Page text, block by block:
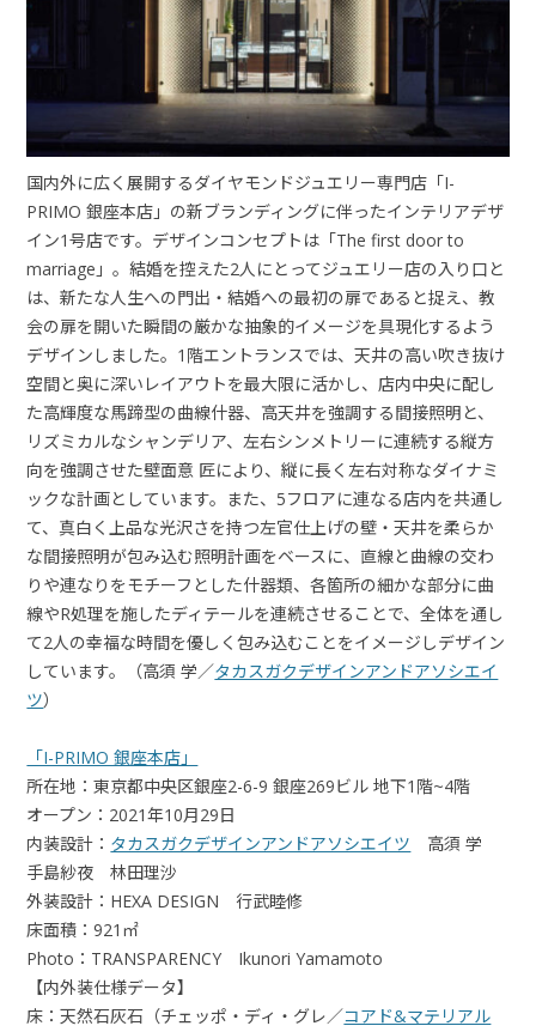
国内外に広く展開するダイヤモンドジュエリー専門店「I-
PRIMO 銀座本店」の新ブランディングに伴ったインテリアデザ
イン1号店です。デザインコンセプトは「The first door to
marriage」。結婚を控えた2人にとってジュエリー店の入り口と
は、新たな人生への門出・結婚への最初の扉であると捉え、教
会の扉を開いた瞬間の厳かな抽象的イメージを具現化するよう
デザインしました。1階エントランスでは、天井の高い吹き抜け
空間と奥に深いレイアウトを最大限に活かし、店内中央に配し
た高輝度な馬蹄型の曲線什器、高天井を強調する間接照明と、
リズミカルなシャンデリア、左右シンメトリーに連続する縦方
向を強調させた壁面意 匠により、縦に長く左右対称なダイナミ
ックな計画としています。また、5フロアに連なる店内を共通し
て、真白く上品な光沢さを持つ左官仕上げの壁・天井を柔らか
な間接照明が包み込む照明計画をベースに、直線と曲線の交わ
りや連なりをモチーフとした什器類、各箇所の細かな部分に曲
線やR処理を施したディテールを連続させることで、全体を通し
て2人の幸福な時間を優しく包み込むことをイメージしデザイン
しています。（高須 学／タカスガクデザインアンドアソシエイ
ツ）
「I-PRIMO 銀座本店」
所在地：東京都中央区銀座2-6-9 銀座269ビル 地下1階~4階
オープン：2021年10月29日
内装設計： タカスガクデザインアンドアソシエイツ 高須 学
手島紗夜 林田理沙
外装設計：HEXA DESIGN 行武睦修
床面積：921㎡
Photo：TRANSPARENCY Ikunori Yamamoto
【内外装仕様データ】
床：天然石灰石（チェッポ・ディ・グレ／コアド&マテリアル